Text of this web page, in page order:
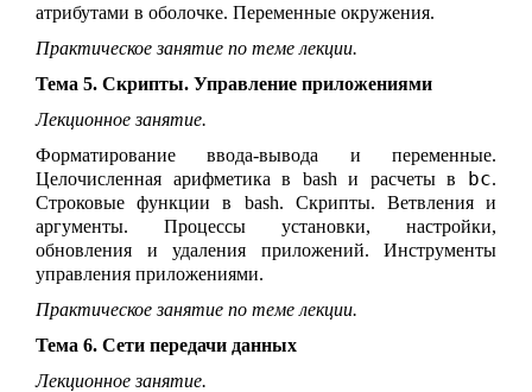
атрибутами в оболочке. Переменные окружения.
Практическое занятие по теме лекции.
Тема 5. Скрипты. Управление приложениями
Лекционное занятие.
Форматирование ввода-вывода и переменные.
Целочисленная арифметика в bash и расчеты в bc.
Строковые функции в bash. Скрипты. Ветвления и
аргументы. Процессы установки, настройки,
обновления и удаления приложений. Инструменты
управления приложениями.
Практическое занятие по теме лекции.
Тема 6. Сети передачи данных
Лекционное занятие.